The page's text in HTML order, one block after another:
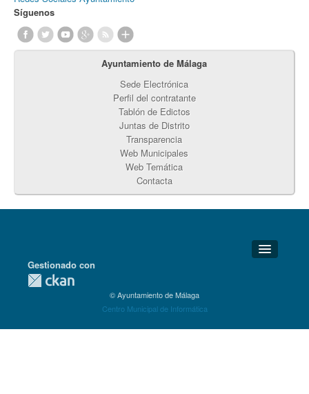
Síguenos
Ayuntamiento de Málaga
Sede Electrónica
Perfil del contratante
Tablón de Edictos
Juntas de Distrito
Transparencia
Web Municipales
Web Temática
Contacta
Detalles Técnicos
Gestionado con
© Ayuntamiento de Málaga
Centro Municipal de Informática